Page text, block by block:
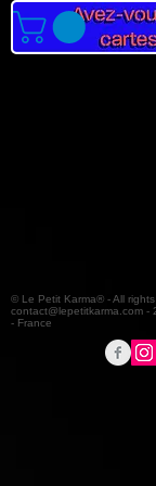
© Le Petit Karma® - All rights
contact@lepetitkarma.com -
- France